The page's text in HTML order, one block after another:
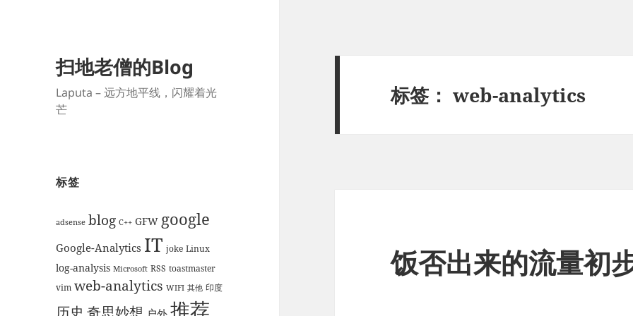
扫地老僧的Blog
Laputa – 远方地平线，闪耀着光
芒
标签
adsense blog C++ GFW google
Google-Analytics IT joke Linux
log-analysis Microsoft RSS toastmaster
vim web-analytics WIFI 其他 印度
历史 奇思妙想 推荐
标签：web-analytics
饭否出来的流量初